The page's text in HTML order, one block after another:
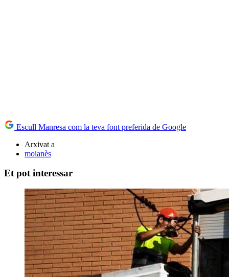
Escull Manresa com la teva font preferida de Google
Arxivat a
moianès
Et pot interessar